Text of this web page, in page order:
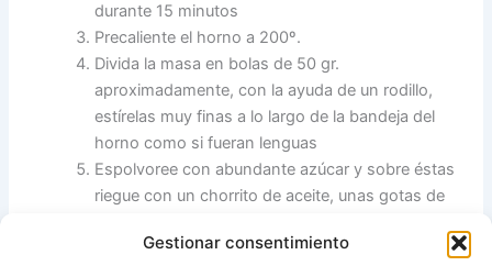
Gestionar consentimiento
durante 15 minutos
Precaliente el horno a 200º.
Divida la masa en bolas de 50 gr.
aproximadamente, con la ayuda de un rodillo,
estírelas muy finas a lo largo de la bandeja del
horno como si fueran lenguas
Espolvoree con abundante azúcar y sobre éstas
riegue con un chorrito de aceite, unas gotas de
Hornee durante 10-15 minutos hasta que estén